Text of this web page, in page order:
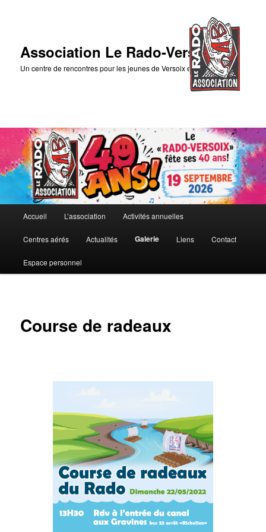
Association Le Rado-Versoix
Un centre de rencontres pour les jeunes de Versoix et des environs
principal
Aller
au
contenu
Accueil L’association Activités annuelles
Centres aérés Actualités Galerie Liens Contact
Espace personnel
Course de radeaux